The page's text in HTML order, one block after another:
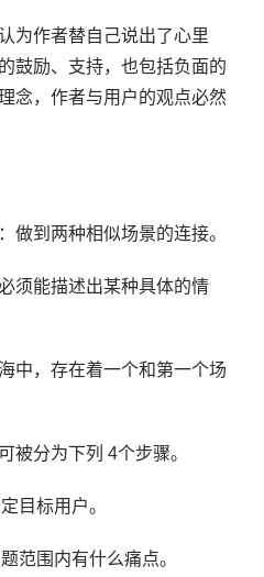
为作者替自己说出了心里
鼓励、支持，也包括负面的
念，作者与用户的观点必然
做到两种相似场景的连接。
须能描述出某种具体的情
中，存在着一个和第一个场
被分为下列 4个步骤。
目标用户。
范围内有什么痛点。